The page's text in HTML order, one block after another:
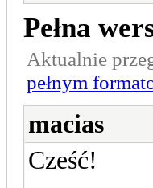
Pełna
Aktualnie
pełnym
macias
Cześć!